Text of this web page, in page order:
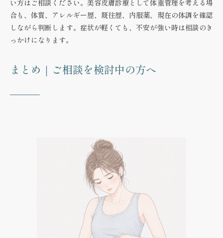
い方はご相談ください。美容皮膚診療として体重管理を考える場
合も、体質、アレルギー歴、既往歴、内服薬、現在の体調を確認
しながら判断します。症状が軽くても、不安が強い時は相談のき
っかけになります。
まとめ｜ご相談を検討中の方へ